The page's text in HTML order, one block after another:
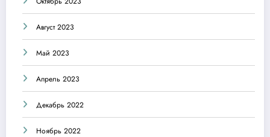
Август 2023
Май 2023
Апрель 2023
Декабрь 2022
Ноябрь 2022